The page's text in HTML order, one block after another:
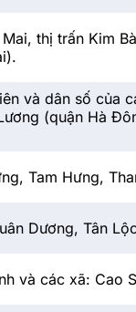
thị trấn Kim
và dân số của
(quận Hà
Tam Hưng,
Dương, Tân
và các xã: Cao